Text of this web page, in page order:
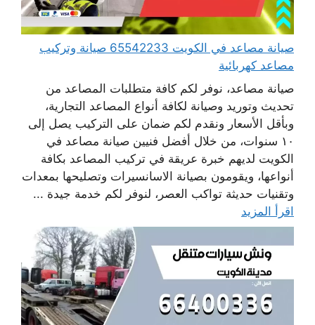
صيانة مصاعد في الكويت 65542233 صيانة وتركيب
مصاعد كهربائية
صيانة مصاعد، نوفر لكم كافة متطلبات المصاعد من
تحديث وتوريد وصيانة لكافة أنواع المصاعد التجارية،
وبأقل الأسعار ونقدم لكم ضمان على التركيب يصل إلى
١٠ سنوات، من خلال أفضل فنيين صيانة مصاعد في
الكويت لديهم خبرة عريقة في تركيب المصاعد بكافة
أنواعها، ويقومون بصيانة الاسانسيرات وتصليحها بمعدات
وتقنيات حديثة تواكب العصر، لنوفر لكم خدمة جيدة ...
اقرأ المزيد